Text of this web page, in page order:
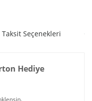
Taksit Seçenekleri
Hediye